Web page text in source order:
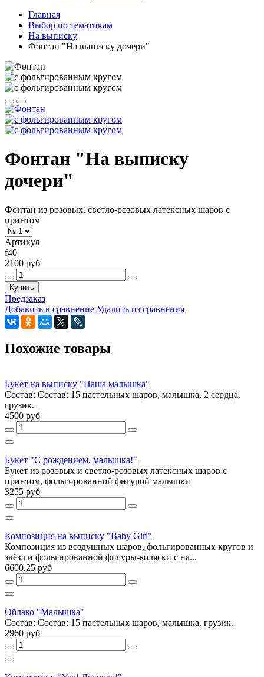
Главная
Выбор по тематикам
На выписку
Фонтан "На выписку дочери"
Фонтан "На выписку
дочери"
Фонтан из розовых, светло-розовых латексных шаров с
принтом
Артикул
f40
2100 руб
Купить
Предзаказ
Добавить в сравнение Удалить из сравнения
Похожие товары
Букет на выписку "Наша малышка"
Состав: Состав: 15 пастельных шаров, малышка, 2 сердца,
грузик.
4500 руб
Букет "С рождением, малышка!"
Букет из розовых и светло-розовых латексных шаров с
принтом, фольгированной фигурой малышки
3255 руб
Композиция на выписку "Baby Girl"
Композиция из воздушных шаров, фольгированных кругов и
звёзд и фольгированной фигуры-коляски с на...
6600.25 руб
Облако "Малышка"
Состав: Состав: 15 пастельных шаров, малышка, грузик.
2960 руб